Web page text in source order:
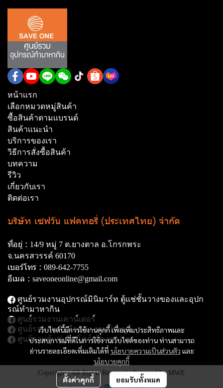
เว็บไซต์นี้มีการใช้งานคุกกี้ เพื่อเพิ่มประสิทธิภาพและ
ประสบการณ์ที่ดีในการใช้งานเว็บไซต์ของท่าน ท่านสามารถ
อ่านรายละเอียดเพิ่มเติมได้ที่ นโยบายความเป็นส่วนตัว และ
นโยบายคุกกี้
ตั้งค่าคุกกี้ ยอมรับทั้งหมด
หน้าเเรก
เลือกหมวดหมู่สินค้า
ซื้อสินค้าตามเเบรนด์
สินค้าเเนะนำ
บริการของเรา
วิธีการสั่งซื้อสินค้า
บทความ
รีวิว
เกี่ยวกับเรา
ติดต่อเรา
บริษัท เซฟวัน แฟคทอรี่ (ประเทศไทย) จำกัด
ที่อยู่ : 14/9 หมู่ 7 ต.ยางตาล อ.โกรกพระ
จ.นครสวรรค์ 60170
เบอร์โทร : 089-642-7755
อีเมล : saveoneonline@gmail.com
ศูนย์รวมงานอุปกรณ์มินิมาร์ท ตู้แช่ชั้นวางของและอุปก
รณ์ทํามาหากิน
ศูนย์รวมงานเคาน์เตอร์
ศูนย์รวมสินค้ามือสอง งานประมูล
ศูนย์รวมตู้แช่เค้ก โชว์เค้ก ทุกแบบ
Copyright | All Rights Reserved | Powered by MWE